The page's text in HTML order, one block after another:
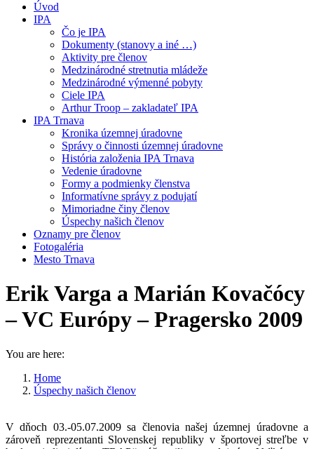
Úvod
IPA
Čo je IPA
Dokumenty (stanovy a iné …)
Aktivity pre členov
Medzinárodné stretnutia mládeže
Medzinárodné výmenné pobyty
Ciele IPA
Arthur Troop – zakladateľ IPA
IPA Trnava
Kronika územnej úradovne
Správy o činnosti územnej úradovne
História založenia IPA Trnava
Vedenie úradovne
Formy a podmienky členstva
Informatívne správy z podujatí
Mimoriadne činy členov
Úspechy našich členov
Oznamy pre členov
Fotogaléria
Mesto Trnava
Erik Varga a Marián Kovačócy
– VC Európy – Pragersko 2009
You are here:
Home
Úspechy našich členov
V dňoch 03.-05.07.2009 sa členovia našej územnej úradovne a
zároveň reprezentanti Slovenskej republiky v športovej streľbe v